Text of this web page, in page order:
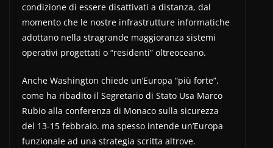
condizione di essere disattivati a distanza, dal
momento che le nostre infrastrutture informatiche
adottano nella stragrande maggioranza sistemi
operativi progettati o “residenti” oltreoceano.
Anche Washington chiede un’Europa “più forte”,
come ha ribadito il Segretario di Stato Usa Marco
Rubio alla conferenza di Monaco sulla sicurezza
del 13-15 febbraio. ma spesso intende un’Europa
funzionale ad una strategia scritta altrove.